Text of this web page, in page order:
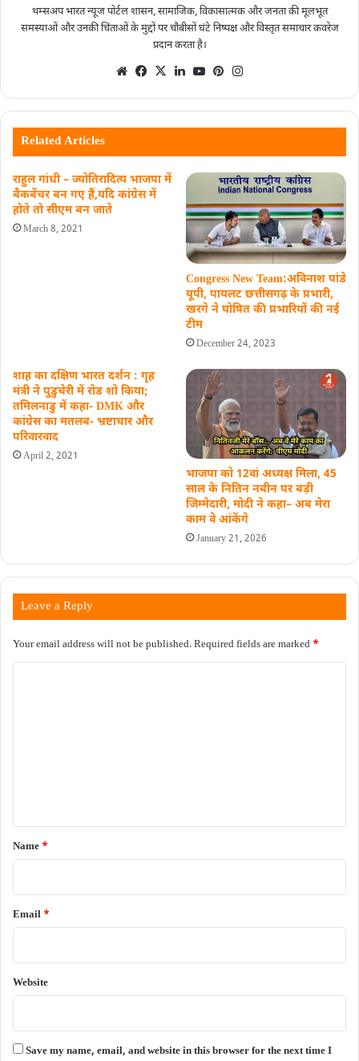
थम्सअप भारत न्यूज पोर्टल शासन, सामाजिक, विकासात्मक और जनता की मूलभूत
समस्याओं और उनकी चिंताओं के मुद्दों पर चौबीसों घंटे निष्पक्ष और विस्तृत समाचार कवरेज
प्रदान करता है।
Related Articles
राहुल गांधी – ज्योतिरादित्य भाजपा में
बैकबेंचर बन गए हैं,यदि कांग्रेस में
होते तो सीएम बन जाते
March 8, 2021
Congress New Team:अविनाश पांडे
यूपी, पायलट छत्तीसगढ़ के प्रभारी,
खरगे ने घोषित की प्रभारियों की नई
टीम
December 24, 2023
शाह का दक्षिण भारत दर्शन : गृह
मंत्री ने पुडुचेरी में रोड शो किया;
तमिलनाडु में कहा- DMK और
कांग्रेस का मतलब- भ्रष्टाचार और
परिवारवाद
April 2, 2021
भाजपा को 12वां अध्यक्ष मिला, 45
साल के नितिन नबीन पर बड़ी
जिम्मेदारी, मोदी ने कहा– अब मेरा
काम वे आंकेंगे
January 21, 2026
Leave a Reply
Your email address will not be published.Required fields are marked *
*
Name *
Email *
Website
Save my name, email, and website in this browser for the next time I